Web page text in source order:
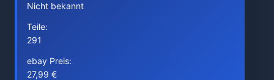
Nicht bekannt
Teile:
291
ebay Preis:
27,99 €